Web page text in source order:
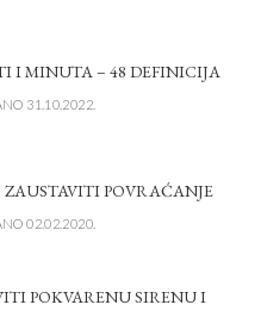
I MINUTA – 48 DEFINICIJA
31.10.2022.
ZAUSTAVITI POVRAĆANJE
02.02.2020.
POKVARENU SIRENU I